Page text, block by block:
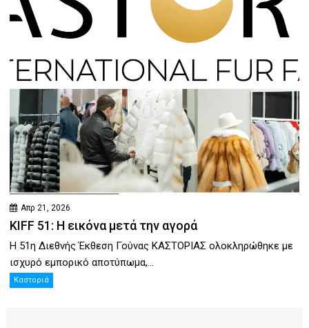
Απρ 21, 2026
KIFF 51: Η εικόνα μετά την αγορά
Η 51η Διεθνής Έκθεση Γούνας ΚΑΣΤΟΡΙΑΣ ολοκληρώθηκε με
ισχυρό εμπορικό αποτύπωμα,...
Καστοριά